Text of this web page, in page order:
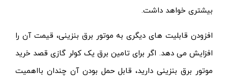
بیشتری خواهد داشت.
افزودن قابلیت های دیگری به موتور برق بنزینی، قیمت آن را
افزایش می دهد. اگر برای تامین برق یک کولر گازی قصد خرید
موتور برق بنزینی دارید، قابل حمل بودن آن چندان بااهمیت